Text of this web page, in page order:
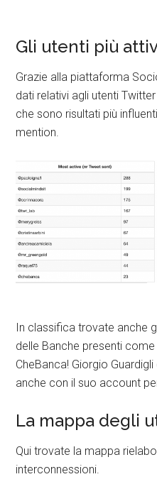
Gli utenti più
Grazie alla piattaforma
dati relativi agli utenti
che sono risultati più
mention.
In classifica trovate anche
delle Banche presenti come
CheBanca! Giorgio
anche con il suo account
La mappa degli
Qui trovate la mappa
interconnessioni.